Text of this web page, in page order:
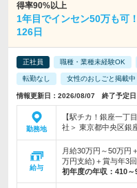
得率90%以上
1年目でインセン50万も可
126日
正社員 職種・業種未経験OK
転勤なし 女性のおしごと掲載中
情報更新日：2026/08/07 終了予定
勤務地
【駅チカ！銀座一丁
社＞ 東京都中央区銀
給与
月給30万円～50万円
万円支給)＋賞与年3
初年度の年収： 410～